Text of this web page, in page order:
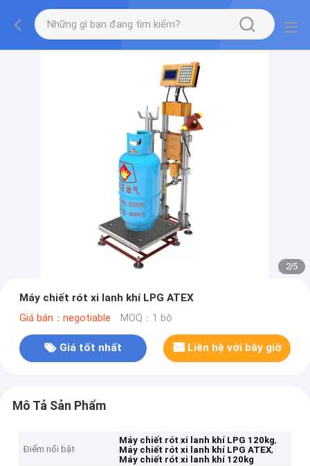
2/5
Máy chiết rót xi lanh khí LPG ATEX
Giá bán：negotiable MOQ：1 bộ
Giá tốt nhất Liên hệ với bây giờ
Mô Tả Sản Phẩm
Điểm nổi bật
Máy chiết rót xi lanh khí LPG 120kg,
Máy chiết rót xi lanh khí LPG ATEX,
Máy chiết rót xi lanh khí 120kg